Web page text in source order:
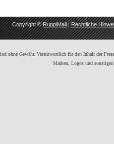
Copyright ©RuppiMail|Rechtliche
ohne Gewähr. Verantwortlich für den Inhalt der
Marken, Logos und